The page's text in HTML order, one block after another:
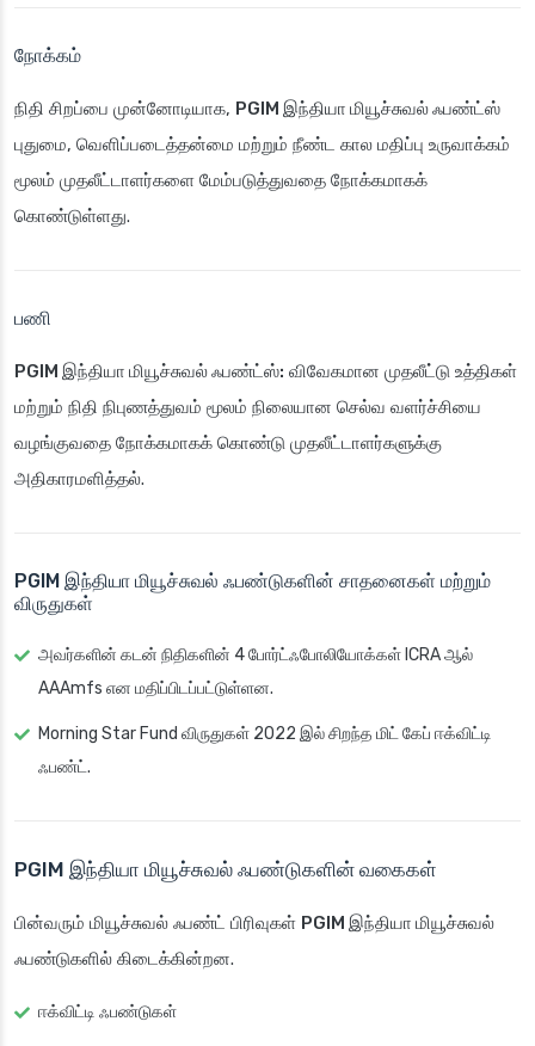
நோக்கம்
நிதி சிறப்பை முன்னோடியாக, PGIM இந்தியா மியூச்சுவல் ஃபண்ட்ஸ்
புதுமை, வெளிப்படைத்தன்மை மற்றும் நீண்ட கால மதிப்பு உருவாக்கம்
மூலம் முதலீட்டாளர்களை மேம்படுத்துவதை நோக்கமாகக்
கொண்டுள்ளது.
பணி
PGIM இந்தியா மியூச்சுவல் ஃபண்ட்ஸ்: விவேகமான முதலீட்டு உத்திகள்
மற்றும் நிதி நிபுணத்துவம் மூலம் நிலையான செல்வ வளர்ச்சியை
வழங்குவதை நோக்கமாகக் கொண்டு முதலீட்டாளர்களுக்கு
அதிகாரமளித்தல்.
PGIM இந்தியா மியூச்சுவல் ஃபண்டுகளின் சாதனைகள் மற்றும்
விருதுகள்
அவர்களின் கடன் நிதிகளின் 4 போர்ட்ஃபோலியோக்கள் ICRA ஆல்
AAAmfs என மதிப்பிடப்பட்டுள்ளன.
Morning Star Fund விருதுகள் 2022 இல் சிறந்த மிட் கேப் ஈக்விட்டி
ஃபண்ட்.
PGIM இந்தியா மியூச்சுவல் ஃபண்டுகளின் வகைகள்
பின்வரும் மியூச்சுவல் ஃபண்ட் பிரிவுகள் PGIM இந்தியா மியூச்சுவல்
ஃபண்டுகளில் கிடைக்கின்றன.
ஈக்விட்டி ஃபண்டுகள்